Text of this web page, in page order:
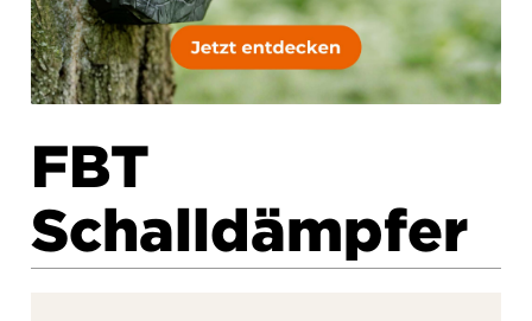
FBT
Schalldämpfer